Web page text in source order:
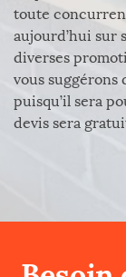
toute
aujourd’hui sur
diverses
vous suggérons
puisqu’il sera
devis sera